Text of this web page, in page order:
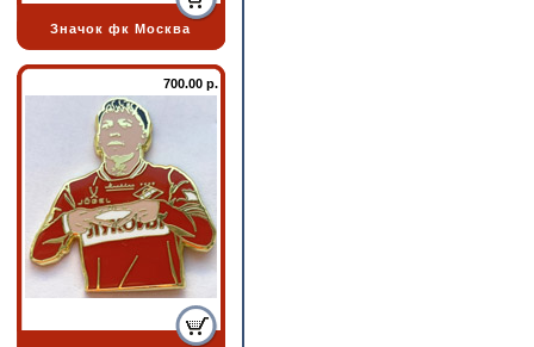
Значок фк Москва
700.00 р.